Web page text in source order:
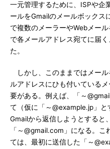
一元管理するために、ISPや企
ールをGmailのメールボックス
で複数のメーラーやWebメー
で各メールアドレス宛てに届
た。
しかし、このままではメー
ルアドレスにひも付いている
要がある。例えば、「～
て（仮に「～@example.jp」と
Gmailから返信しようとすると
「～@gmail.com」になる。
ては、最初に送信した「～